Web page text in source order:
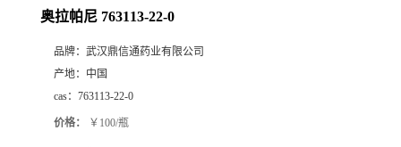
奥拉帕尼 763113-22-0
品牌： 武汉鼎信通药业有限公司
产地： 中国
cas： 763113-22-0
价格： ￥100/瓶